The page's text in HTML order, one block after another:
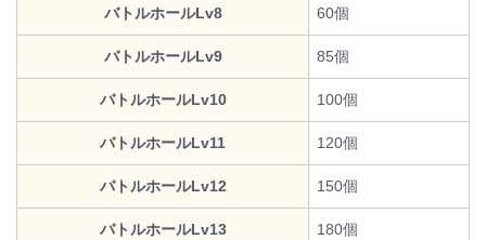
バトルホールLv8 60個
バトルホールLv9 85個
バトルホールLv10 100個
バトルホールLv11 120個
バトルホールLv12 150個
バトルホールLv13 180個